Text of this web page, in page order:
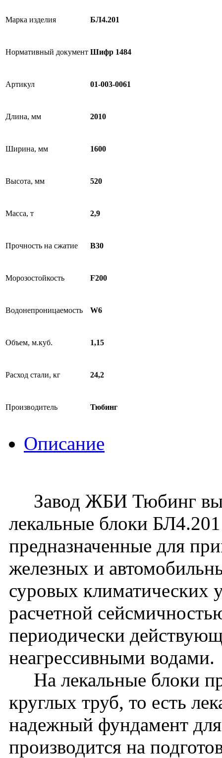
Марка изделия БЛ4.201
Нормативный документ Шифр 1484
Артикул 01-003-0061
Длина, мм 2010
Ширина, мм 1600
Высота, мм 520
Масса, т 2,9
Прочность на сжатие B30
Морозостойкость F200
Водонепроницаемость W6
Объем, м.куб. 1,15
Расход стали, кг 24,2
Производитель Тюбинг
Описание
Завод ЖБИ Тюбинг
лекальные блоки
предназначенные для
железных и
суровых климатических
расчетной
периодически
неагрессивными водами.
На лекальные блоки
круглых труб, то есть
надежный фундамент
производится на